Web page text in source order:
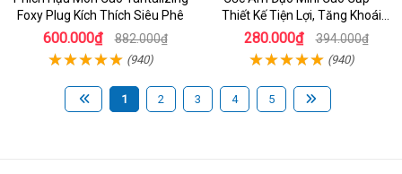
Foxy Plug Kích Thích Siêu Phê
600.000₫ 882.000₫
(940)
Thiết Kế Tiện Lợi, Tăng Khoái
Cảm
280.000₫ 394.000₫
(940)
1 2 3 4 5